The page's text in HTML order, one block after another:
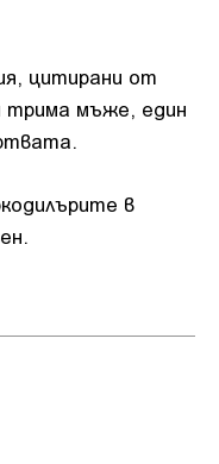
цитирани от
трима мъже, един
в